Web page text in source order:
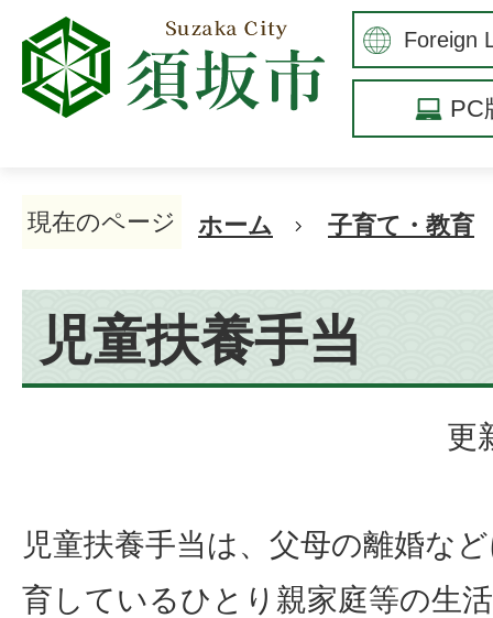
PC
現在のページ ホーム 子育て・教育
児童扶養手当
更
児童扶養手当は、父母の離婚な
育しているひとり親家庭等の生